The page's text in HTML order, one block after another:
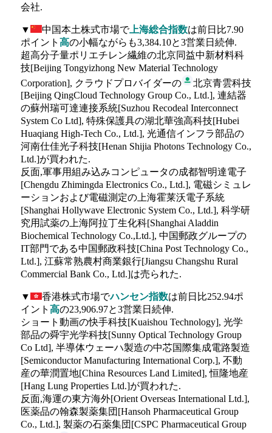
会社.
▼ 中国本土株式市場で上海総合指数は前日比7.90
ポイント 高の小幅ながらも3,384.10と3営業日続伸.
超高分子量ポリエチレン繊維の北京同益中新材料科
技[Beijing Tongyizhong New Material Technology
Corporation], クラウドプロバイダーの
北京青雲科技
[Beijing QingCloud Technology Group Co., Ltd.], 連結器
の蘇州瑞可達連接系統[Suzhou Recodeal Interconnect
System Co Ltd], 特殊保護具の湖北華強高科技[Hubei
Huaqiang High-Tech Co., Ltd.], 光通信インフラ部品の
河南仕佳光子科技[Henan Shijia Photons Technology Co.,
Ltd.]が買われた.
反面,軍事用組み込みコンピュータの成都智明達電子
[Chengdu Zhimingda Electronics Co., Ltd.], 電磁シミュレ
ーションおよび電磁測定の上海霍莱沃電子系統
[Shanghai Hollywave Electronic System Co., Ltd.], 科学研
究用試薬の上海阿拉丁生化科[Shanghai Aladdin
Biochemical Technology Co.,Ltd.], 中国郵政グループの
IT部門である中国郵政科技[China Post Technology Co.,
Ltd.], 江蘇常熟農村商業銀行[Jiangsu Changshu Rural
Commercial Bank Co., Ltd.]は売られた.
▼ 香港株式市場でハンセン指数は前日比252.94ポ
イント 高の23,906.97と3営業日続伸.
ショート動画の快手科技[Kuaishou Technology], 光学
部品の舜宇光学科技[Sunny Optical Technology Group
Co Ltd], 半導体ウェーハ製造の中芯国際集成電路製造
[Semiconductor Manufacturing International Corp.], 不動
産の華潤置地[China Resources Land Limited], 恒隆地産
[Hang Lung Properties Ltd.]が買われた.
反面,海運の東方海外[Orient Overseas International Ltd.],
医薬品の翰森製薬集団[Hansoh Pharmaceutical Group
Co., Ltd.], 製薬の石薬集団[CSPC Pharmaceutical Group